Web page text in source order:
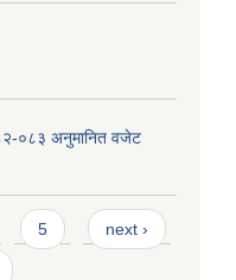
०८३ अनुमानित वजेट
5 next ›